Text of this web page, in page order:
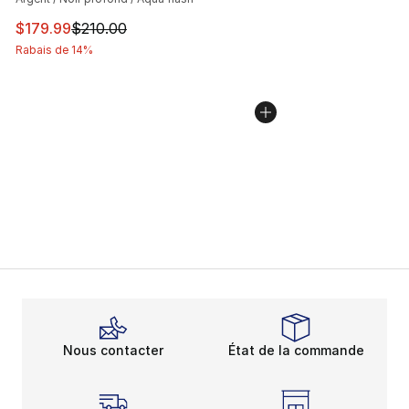
Cet article est en solde. Le prix est passé de $210.00 à
$179.99$210.00
Rabais de 14%
Nous contacter État de la commande